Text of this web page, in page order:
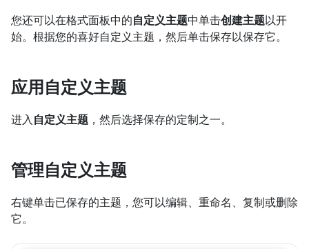
您还可以在格式面板中的自定义主题中单击创建主题以开
始。根据您的喜好自定义主题，然后单击保存以保存它。
应用自定义主题
进入 自定义主题 ，然后选择保存的定制之一。
管理自定义主题
右键单击已保存的主题，您可以编辑、重命名、复制或删除
它。